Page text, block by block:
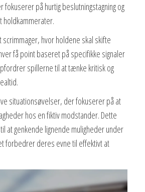
på hurtig beslutningstagning og
holdkammerater.
hvor holdene skal skifte
få point baseret på specifikke signaler
spillerne til at tænke kritisk og
situationsøvelser, der fokuserer på at
hos en fiktiv modstander. Dette
at genkende lignende muligheder under
forbedrer deres evne til effektivt at